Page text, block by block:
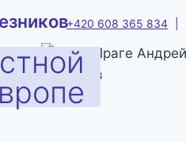
+420 608 365 834